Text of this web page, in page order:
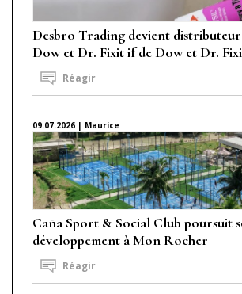
Desbro Trading devient
Dow et Dr. Fixit if de Dow et Dr.
Réagir
09.07.2026 | Maurice
Caña Sport & Social Club poursuit
développement à Mon Rocher
Réagir